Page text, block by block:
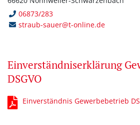
06873/283
straub-sauer@t-online.de
Einverständniserklärung
DSGVO
Einverständnis Gewerbebetrieb